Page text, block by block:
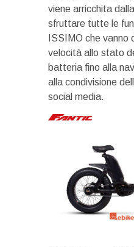
viene arricchita
sfruttare tutte le
ISSIMO che
velocità allo stato
batteria fino alla
alla condivisione
social media.